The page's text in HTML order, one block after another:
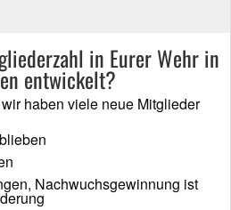
in Eurer Wehr in
entwickelt?
haben viele neue Mitglieder
Nachwuchsgewinnung ist